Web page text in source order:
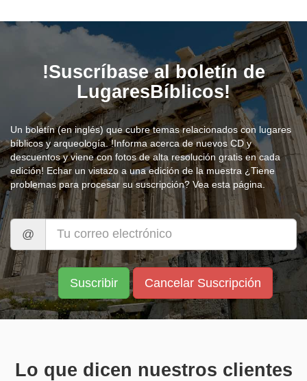
!Suscríbase al boletín de
LugaresBíblicos!
Un boletín (en inglés) que cubre temas relacionados con lugares
bíblicos y arqueología. !Informa acerca de nuevos CD y
descuentos y viene con fotos de alta resolución gratis en cada
edición! Echar un vistazo a unaedición de la muestra ¿Tiene
problemas para procesar su suscripción? Vea esta página.
@
Lo que dicen nuestros clientes